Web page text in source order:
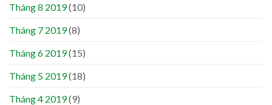
Tháng 8 2019(10)
Tháng 7 2019(8)
Tháng 6 2019(15)
Tháng 5 2019(18)
Tháng 4 2019(9)